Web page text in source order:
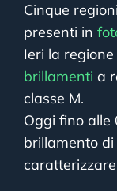
Cinque
presenti in
Ieri la
brillamenti a
classe M.
Oggi fino alle
brillamento